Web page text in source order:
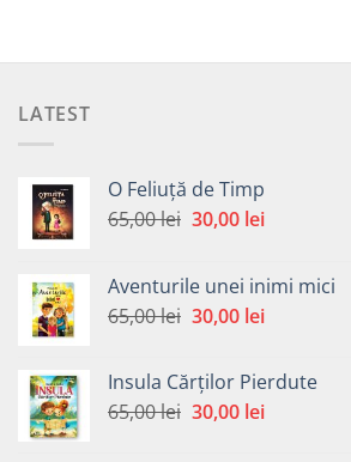
LATEST
O Feliuță de Timp
65,00lei Prețul
fost:
65,00 lei.
30,00 leiPrețul
30,00 lei.
Aventurile unei inimi mici
65,00lei Prețul
fost:
65,00 lei.
30,00 leiPrețul
30,00 lei.
Insula Cărților Pierdute
65,00lei Prețul
30,00 leiPrețul